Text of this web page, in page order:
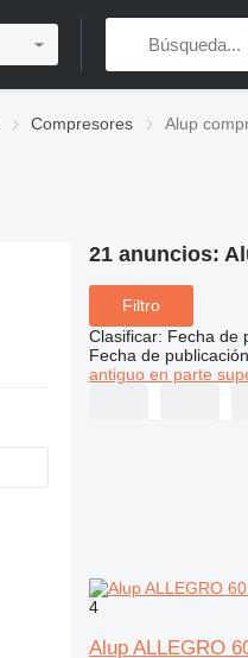
Compresores Alup
21 anuncios:
Filtro
Clasificar: Fecha de
Fecha de publicación
antiguo en parte
4
Alup ALLEGRO